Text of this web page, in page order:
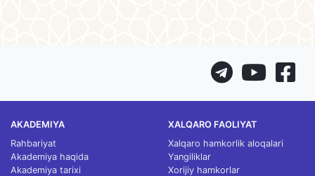
AKADEMIYA
Rahbariyat
Akademiya haqida
Akademiya tarixi
XALQARO FAOLIYAT
Xalqaro hamkorlik aloqalari
Yangiliklar
Xorijiy hamkorlar